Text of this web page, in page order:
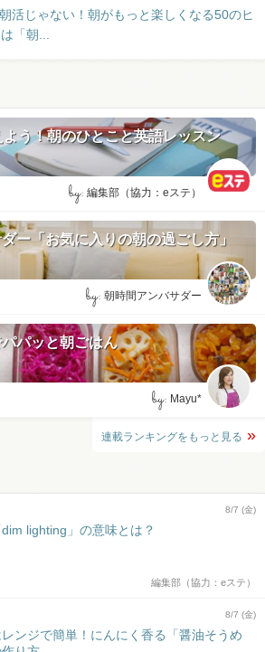
活じゃない！朝がもっと楽しくなる50のヒ
「朝...
う！朝のひとこと英語レッスン
by: 編集部（協力：eステ）
ー「お気に入りの朝の過ごし方」
by: 朝時間アンバサダー
パッと朝ごはん
by: Mayu*
連載ランキングをもっと見る
8/7 (金)
lighting」の意味とは？
編集部（協力：eステ）
8/7 (金)
ンジで簡単！にんにく香る「醤油そうめ